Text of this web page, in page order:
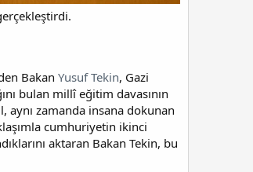
Bakan Yusuf Tekin, Gazi
bulan millî eğitim davasının
aynı zamanda insana dokunan
cumhuriyetin ikinci
aktaran Bakan Tekin, bu